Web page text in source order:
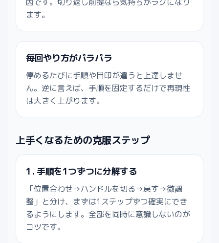
ます。
毎回やり方がバラバラ
停めるたびに手順や目印が違うと上達しませ
ん。逆に言えば、手順を固定するだけで再現性
は大きく上がります。
上手くなるための克服ステップ
1. 手順を1つずつに分解する
「位置合わせ→ハンドルを切る→戻す→微調
整」と分け、まずは1ステップずつ確実にでき
るようにします。全部を同時に意識しないのが
コツです。